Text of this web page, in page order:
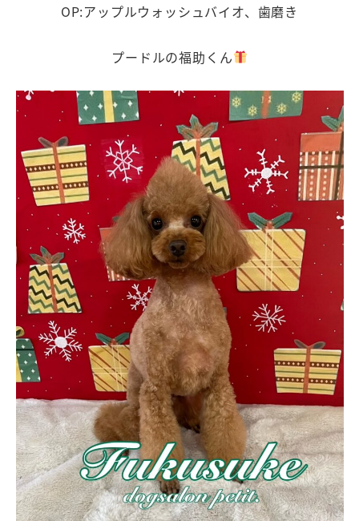
OP:アップルウォッシュバイオ、歯磨き
プードルの福助くん